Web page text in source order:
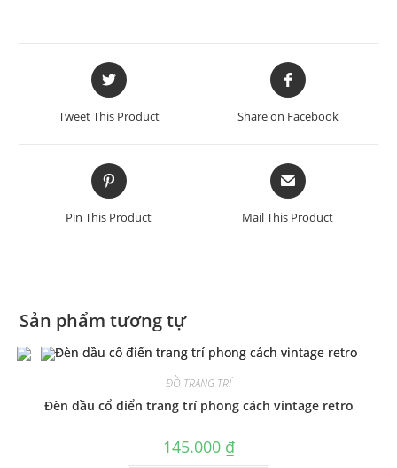
Tweet This Product Share on Facebook
Pin This Product Mail This Product
Sản phẩm tương tự
ĐỒ TRANG TRÍ
Đèn dầu cổ điển trang trí phong cách vintage retro
145.000 ₫